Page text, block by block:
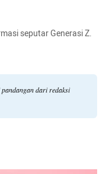
seputar Generasi Z.
dari redaksi